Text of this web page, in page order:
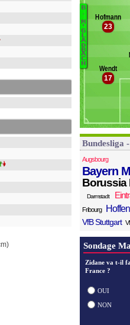
Soukou
Banc
Pléa
Beyer
Jantschke
B
.
M
'
G
L
A
D
B
A
C
H
17
Wendt
23
Hofmann
Bundesliga
Augsbourg
Bayern
Borussia
Darmstadt
Fribourg
VfB Stuttgart
Sondage
Zidane va t-il
France ?
OUI
NON